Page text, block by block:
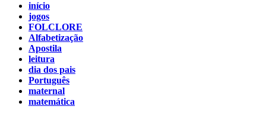
início
jogos
FOLCLORE
Alfabetização
Apostila
leitura
dia dos pais
Português
maternal
matemática